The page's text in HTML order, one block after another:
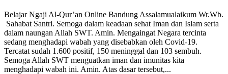
Belajar Ngaji Al-Qur’an Online Bandung Assalamualaikum Wr.Wb.
Sahabat Santri. Semoga dalam keadaan sehat Iman dan Islam serta
dalam naungan Allah SWT. Amin. Mengaingat Negara tercinta
sedang menghadapi wabah yang disebabkan oleh Covid-19.
Tercatat sudah 1.600 positif, 150 meninggal dan 103 sembuh.
Semoga Allah SWT menguatkan iman dan imunitas kita
menghadapi wabah ini. Amin. Atas dasar tersebut,...